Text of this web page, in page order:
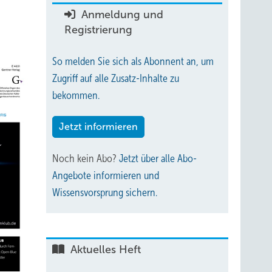
Anmeldung und
Registrierung
So melden Sie sich als Abonnent an, um
Zugriff auf alle Zusatz-Inhalte zu
bekommen.
Jetzt informieren
Noch kein Abo? Jetzt über alle Abo-
Angebote informieren und
Wissensvorsprung sichern.
Aktuelles Heft